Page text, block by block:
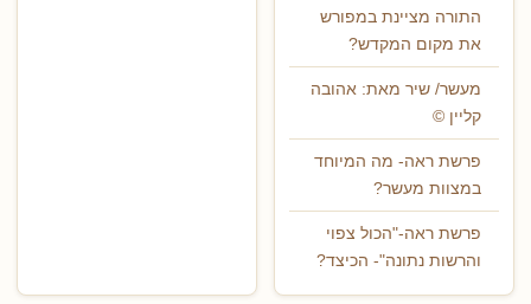
התורה מציינת במפורש
את מקום המקדש?
מעשר/ שיר מאת: אהובה
קליין ©
פרשת ראה- מה המיוחד
במצוות מעשר?
פרשת ראה-"הכול צפוי
והרשות נתונה"- הכיצד?